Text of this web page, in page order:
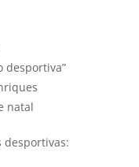
desportiva”
natal
desportivas: